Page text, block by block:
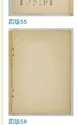
図版55
図版58